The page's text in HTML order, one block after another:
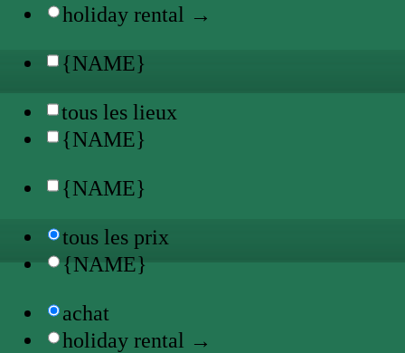
holiday rental →
{NAME}
tous les lieux
{NAME}
{NAME}
tous les prix
{NAME}
achat
holiday rental →